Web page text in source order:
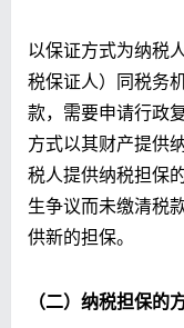
以保证方式为纳税
税保证人）同税务
款，需要申请行政
方式以其财产提供
税人提供纳税担保
生争议而未缴清税
供新的担保。
（二）纳税担保的